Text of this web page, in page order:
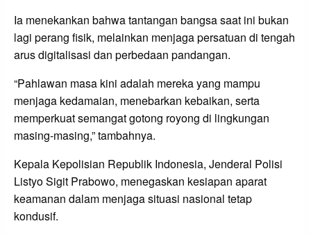
Ia menekankan bahwa tantangan bangsa saat ini bukan
lagi perang fisik, melainkan menjaga persatuan di tengah
arus digitalisasi dan perbedaan pandangan.
“Pahlawan masa kini adalah mereka yang mampu
menjaga kedamaian, menebarkan kebaikan, serta
memperkuat semangat gotong royong di lingkungan
masing-masing,” tambahnya.
Kepala Kepolisian Republik Indonesia, Jenderal Polisi
Listyo Sigit Prabowo, menegaskan kesiapan aparat
keamanan dalam menjaga situasi nasional tetap
kondusif.